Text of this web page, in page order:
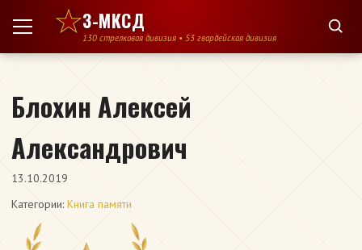
Перейти к содержимому
3-МКСД
130 стрелковая дивизия • 53 гвардейская дивизия
Блохин Алексей
Александрович
13.10.2019
Категории: Книга памяти